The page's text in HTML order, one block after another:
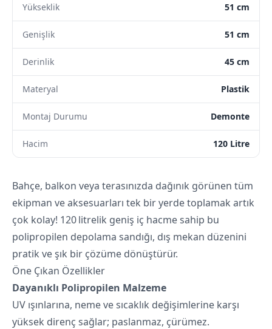
Yükseklik 51 cm
Genişlik 51 cm
Derinlik 45 cm
Materyal Plastik
Montaj Durumu Demonte
Hacim 120 Litre
Bahçe, balkon veya terasınızda dağınık görünen tüm
ekipman ve aksesuarları tek bir yerde toplamak artık
çok kolay! 120 litrelik geniş iç hacme sahip bu
polipropilen depolama sandığı, dış mekan düzenini
pratik ve şık bir çözüme dönüştürür.
Öne Çıkan Özellikler
Dayanıklı Polipropilen Malzeme
UV ışınlarına, neme ve sıcaklık değişimlerine karşı
yüksek direnç sağlar; paslanmaz, çürümez.